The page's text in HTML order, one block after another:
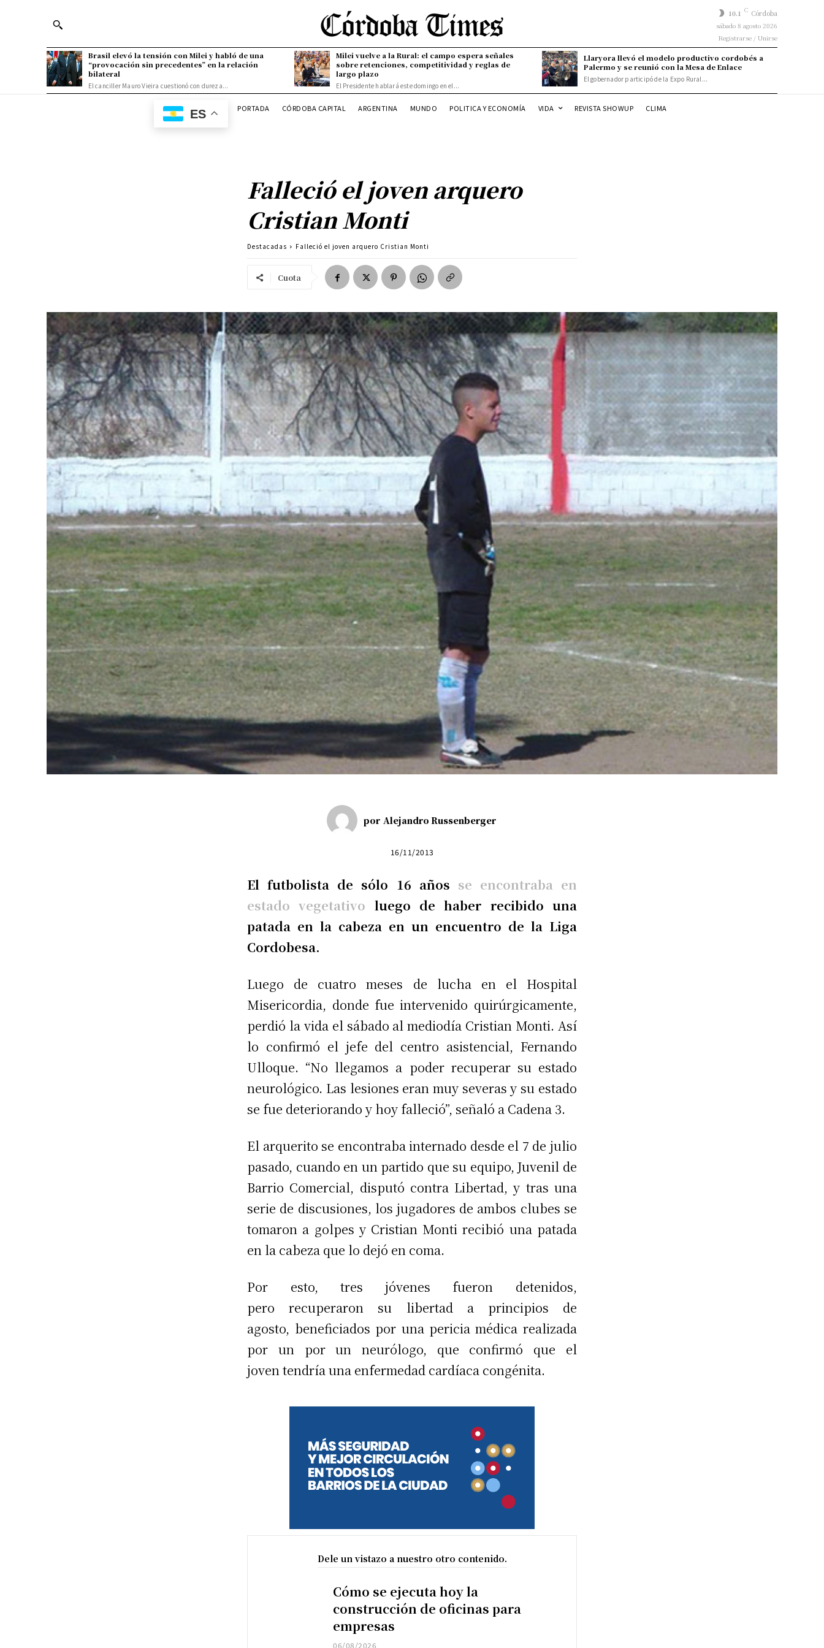
10.1 C Córdoba
sábado 8 agosto 2026
Registrarse / Unirse
Brasil elevó la tensión con Milei y habló de una
“provocación sin precedentes” en la relación
bilateral
El canciller Mauro Vieira cuestionó con dureza...
Milei vuelve a la Rural: el campo espera señales
sobre retenciones, competitividad y reglas de
largo plazo
El Presidente hablará este domingo en el...
Llaryora llevó el modelo productivo cordobés a
Palermo y se reunió con la Mesa de Enlace
El gobernador participó de la Expo Rural...
ES PORTADA CÓRDOBA CAPITAL ARGENTINA MUNDO POLITICA Y ECONOMÍA VIDA REVISTA SHOWUP CLIMA
Falleció el joven arquero
Cristian Monti
Destacadas Falleció el joven arquero Cristian Monti
Cuota
por Alejandro Russenberger
16/11/2013
El futbolista de sólo 16 años se encontraba en
estado vegetativo luego de haber recibido una
patada en la cabeza en un encuentro de la Liga
Cordobesa.
Luego de cuatro meses de lucha en el Hospital
Misericordia, donde fue intervenido quirúrgicamente,
perdió la vida el sábado al mediodía Cristian Monti. Así
lo confirmó el jefe del centro asistencial, Fernando
Ulloque. “No llegamos a poder recuperar su estado
neurológico. Las lesiones eran muy severas y su estado
se fue deteriorando y hoy falleció”, señaló a Cadena 3.
El arquerito se encontraba internado desde el 7 de julio
pasado, cuando en un partido que su equipo, Juvenil de
Barrio Comercial, disputó contra Libertad, y tras una
serie de discusiones, los jugadores de ambos clubes se
tomaron a golpes y Cristian Monti recibió una patada
en la cabeza que lo dejó en coma.
Por esto, tres jóvenes fueron detenidos,
pero recuperaron su libertad a principios de
agosto, beneficiados por una pericia médica realizada
por un por un neurólogo, que confirmó que el
joven tendría una enfermedad cardíaca congénita.
Dele un vistazo a nuestro otro contenido.
Cómo se ejecuta hoy la
construcción de oficinas para
empresas
06/08/2026